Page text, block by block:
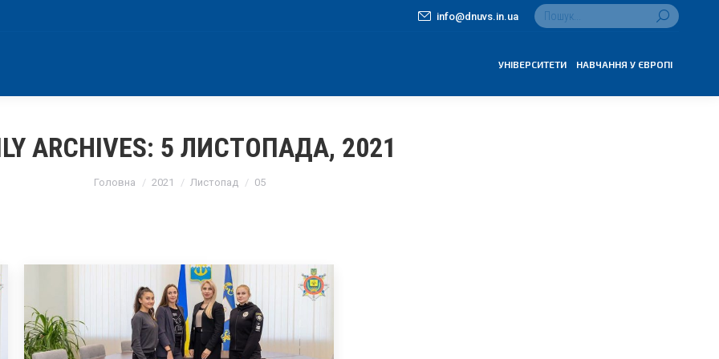
info@dnuvs.in.ua Search:
УНІВЕРСИТЕТИ НАВЧАННЯ У ЄВРОПІ
ARCHIVES: 5 ЛИСТОПАДА, 2021
Головна 2021 Листопад 05